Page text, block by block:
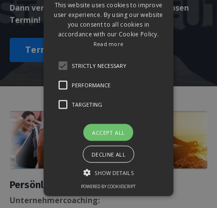
Dann vereinbare dir JETZT deinen kostenlosen
Termin!
Termin hier wählen
Persönliche Beratung
Unternehmercoaching:
This website uses cookies to improve
user experience. By using our website
you consent to all cookies in
accordance with our Cookie Policy.
Read more
STRICTLY NECESSARY
PERFORMANCE
TARGETING
ACCEPT ALL
DECLINE ALL
SHOW DETAILS
POWERED BY COOKIESCRIPT